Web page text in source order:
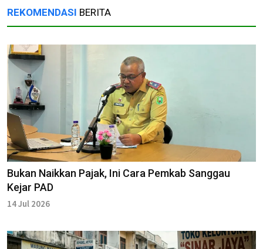
REKOMENDASI BERITA
Bukan Naikkan Pajak, Ini Cara Pemkab Sanggau
Kejar PAD
14 Jul 2026